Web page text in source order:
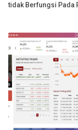
tidak Berfungsi Pada